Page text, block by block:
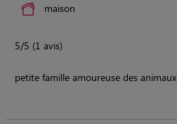
maison
5/5 (1 avis)
petite famille amoureuse des animaux